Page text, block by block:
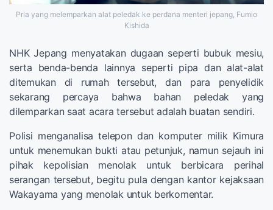
Pria yang melemparkan alat peledak ke perdana menteri jepang, Fumio
Kishida
NHK Jepang menyatakan dugaan seperti bubuk mesiu,
serta benda-benda lainnya seperti pipa dan alat-alat
ditemukan di rumah tersebut, dan para penyelidik
sekarang percaya bahwa bahan peledak yang
dilemparkan saat acara tersebut adalah buatan sendiri.
Polisi menganalisa telepon dan komputer milik Kimura
untuk menemukan bukti atau petunjuk, namun sejauh ini
pihak kepolisian menolak untuk berbicara perihal
serangan tersebut, begitu pula dengan kantor kejaksaan
Wakayama yang menolak untuk berkomentar.